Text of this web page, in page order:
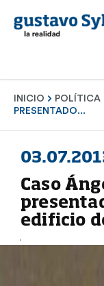
INICIO POLÍTICA
PRESENTADO...
Caso
edificio